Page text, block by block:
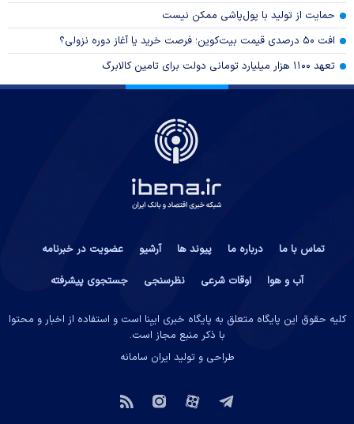
حمایت از تولید با پول‌پاشی ممکن نیست
افت ۵۰ درصدی قیمت بیت‌کوین؛ فرصت خرید یا آغاز دوره نزولی؟
تعهد ۱۱۰۰ هزار میلیارد تومانی دولت برای تامین کالابرگ
تماس با ما درباره ما پیوند ها آرشیو
عضویت در خبرنامه
آب و هوا
اوقات شرعی نظرسنجی جستجوی پیشرفته
کلیه حقوق این پایگاه متعلق به پایگاه خبری ایبِنا است و استفاده از اخبار و محتوا
با ذکر منبع مجاز است.
طراحی و تولید ایران سامانه